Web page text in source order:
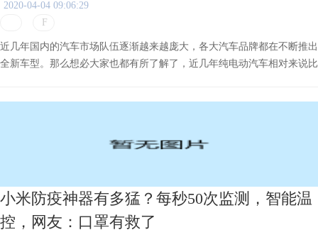
2020-04-04 09:06:29
近几年国内的汽车市场队伍逐渐越来越庞大，各大汽车品牌都在不断推出
全新车型。那么想必大家也都有所了解了，近几年纯电动汽车相对来说比
小米防疫神器有多猛？每秒50次监测，智能温
控，网友：口罩有救了